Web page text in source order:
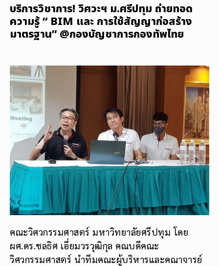
บริการวิชาการ! วิศวะฯ ม.ศรีปทุม ถ่ายทอด
ความรู้ “ BIM และ การใช้สัญญาก่อสร้าง
มาตรฐาน” @กองบัญชาการกองทัพไทย
คณะวิศวกรรมศาสตร์ มหาวิทยาลัยศรีปทุม โดย
ผศ.ดร.ชลธิศ เอี่ยมวรวุฒิกุล คณบดีคณะ
วิศวกรรมศาสตร์ นำทีมคณะผู้บริหารและคณาจารย์